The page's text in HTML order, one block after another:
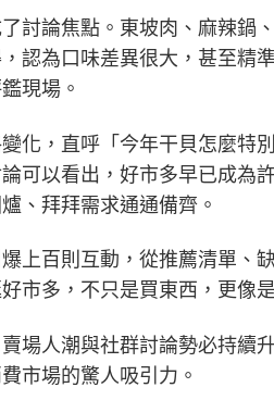
討論焦點。東坡肉、麻辣鍋
認為口味差異很大，甚至精
現場。
化，直呼「今年干貝怎麼特
可以看出，好市多早已成為
、拜拜需求通通備齊。
上百則互動，從推薦清單、
市多，不只是買東西，更像
場人潮與社群討論勢必持續
市場的驚人吸引力。